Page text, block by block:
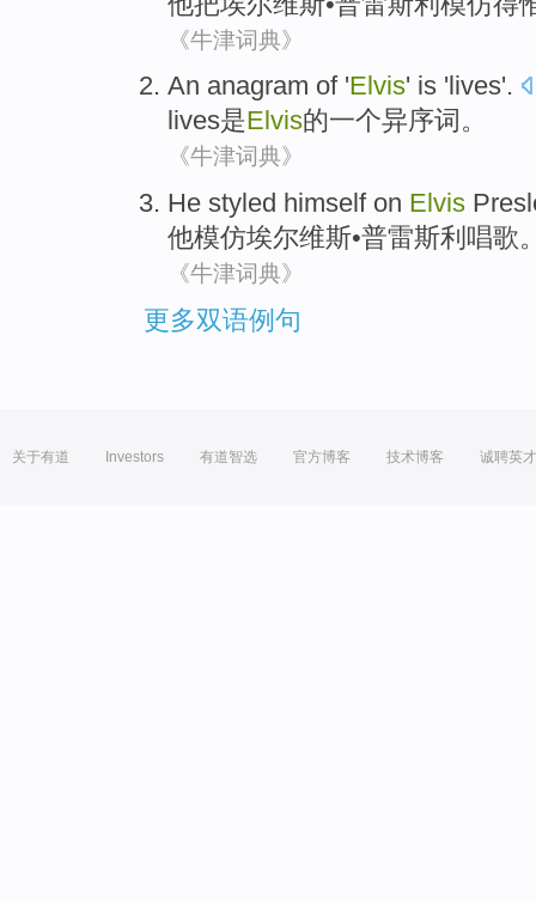
《牛津词典》
An anagram of'Elvis' is 'lives'.
lives是Elvis的一个异序词。
《牛津词典》
He styled himself on Elvis
他模仿埃尔维斯•普雷斯利唱歌
《牛津词典》
更多双语例句
关于有道 Investors 有道智选 官方博客 技术博客 诚聘英才